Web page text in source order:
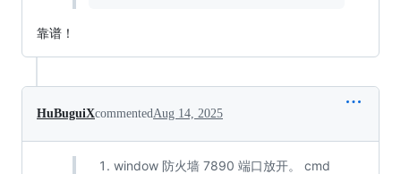
靠谱！
HuBuguiXcommented Aug 14, 2025
window 防火墙 7890 端口放开。 cmd